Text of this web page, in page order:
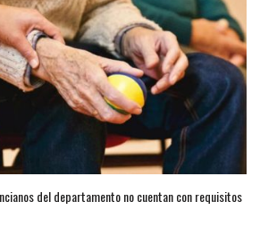
del departamento no cuentan con requisitos